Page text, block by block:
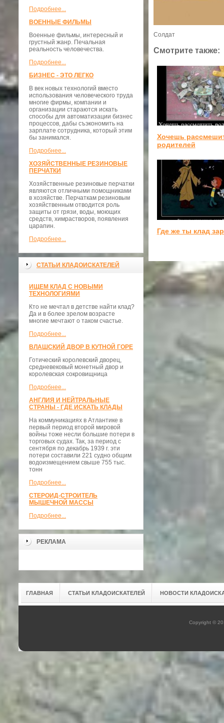
Подробнее...
ВОЕННЫЕ ФИЛЬМЫ
Военные фильмы, интересный и
грустный жанр. Печальная
реальность человечества.
Подробнее...
БИЗНЕС - ЭТО ЛЕГКО
В век новых технологий вместо
использования человеческого труда
многие фирмы, компании и
организации стараются искать
способы для автоматизации бизнес
процессов, дабы съэкономить на
зарплате сотрудника, который этим
бы занимался.
Подробнее...
ХОЗЯЙСТВЕННЫЕ РЕЗИНОВЫЕ
ПЕРЧАТКИ
Хозяйственные резиновые перчатки
являются отличными помощниками
в хозяйстве. Перчаткам резиновым
хозяйственным отводится роль
защиты от грязи, воды, моющих
средств, химрастворов, появления
царапин.
Подробнее...
СТАТЬИ КЛАДОИСКАТЕЛЕЙ
ИЩЕМ КЛАД С НОВЫМИ
ТЕХНОЛОГИЯМИ
Кто не мечтал в детстве найти клад?
Да и в более зрелом возрасте
многие мечтают о таком счастье.
Подробнее...
ВЛАШСКИЙ ДВОР В КУТНОЙ ГОРЕ
Готический королевский дворец,
средневековый монетный двор и
королевская сокровищница
Подробнее...
АНГЛИЯ И НЕЙТРАЛЬНЫЕ
СТРАНЫ - ГДЕ ИСКАТЬ КЛАДЫ
На коммуникациях в Атлантике в
первый период второй мировой
войны тоже несли большие потери в
торговых судах. Так, за период с
сентября по декабрь 1939 г. эти
потери составили 221 судно общим
водоизмещением свыше 755 тыс.
тонн
Подробнее...
СТЕРОИД-СТРОИТЕЛЬ
МЫШЕЧНОЙ МАССЫ
Подробнее...
РЕКЛАМА
Солдат
Смотрите также:
Хочешь
родителей
Где же ты клад
ГЛАВНАЯ СТАТЬИ КЛАДОИСКАТЕЛЕЙ НОВОСТИ
Copyright ©